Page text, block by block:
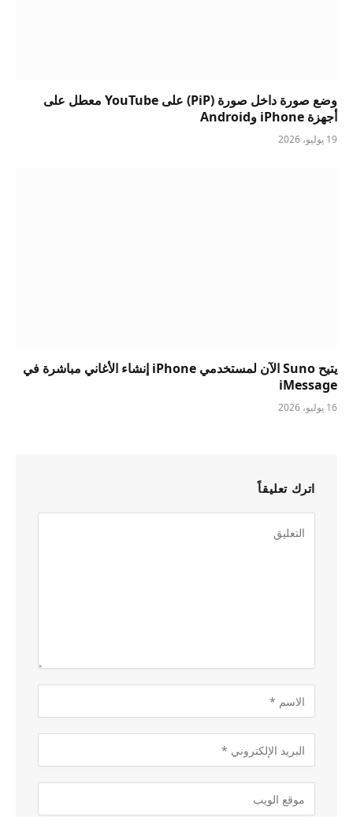
وضع صورة داخل صورة (PiP) على YouTube معطل على
أجهزة iPhone وAndroid
19 يوليو، 2026
يتيح Suno الآن لمستخدمي iPhone إنشاء الأغاني مباشرة في
iMessage
16 يوليو، 2026
اترك تعليقاً